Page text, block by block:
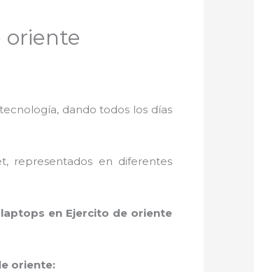
oriente
dando todos los días
representados en diferentes
en Ejercito de oriente
oriente: